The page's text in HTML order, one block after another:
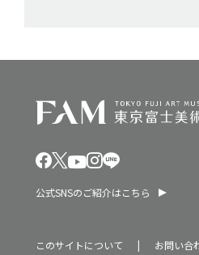
公式SNSのご紹介はこちら
このサイトについて お問い合